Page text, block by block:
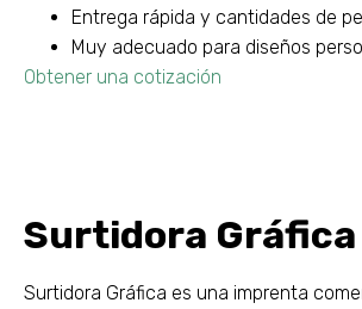
Entrega rápida y cantidades de
Muy adecuado para diseños
Obtener una cotización
Surtidora Gráfica
Surtidora Gráfica es una imprenta